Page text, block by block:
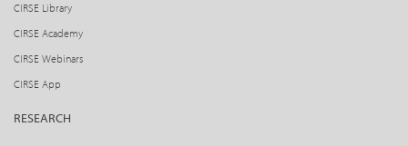
CIRSE Library
CIRSE Academy
CIRSE Webinars
CIRSE App
RESEARCH